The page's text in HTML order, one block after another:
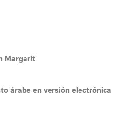
Margarit
árabe en versión electrónica